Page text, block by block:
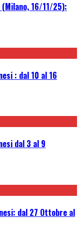
(Milano, 16/11/25):
: dal 10 al 16
dal 3 al 9
dal 27 Ottobre al